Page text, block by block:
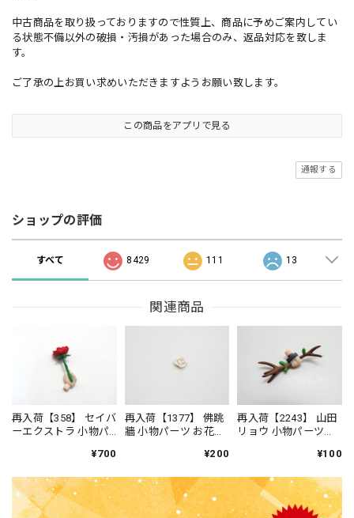
中古商品を取り扱っておりますので性質上、商品に予めご案内してい
る状態不備以外の破損・汚損があった場合のみ、返品対応を致しま
す。
ご了承の上お買い求めいただきますようお願い致します。
この商品をアプリで見る
通報する
ショップの評価
すべて 8429 111 13
関連商品
再入荷【358】 セイバ
ーエクストラ 小物パ
¥700
再入荷【1377】 佛跳
牆 小物パーツ お花
¥200
再入荷【2243】 山田
リョウ 小物パーツ
¥100